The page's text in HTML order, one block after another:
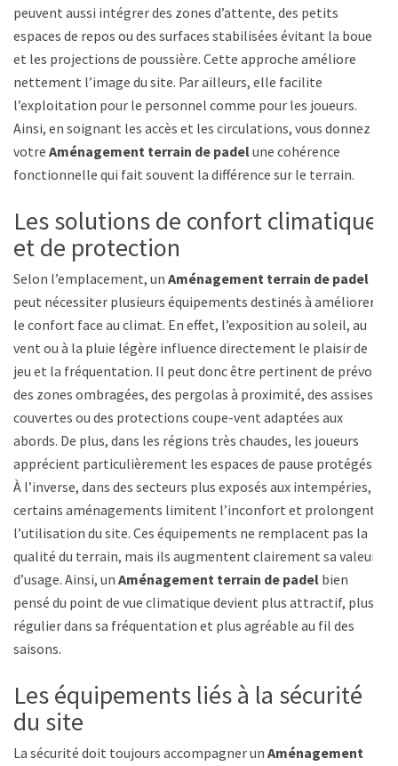
peuvent aussi intégrer des zones d’attente, des petits
espaces de repos ou des surfaces stabilisées évitant la boue
et les projections de poussière. Cette approche améliore
nettement l’image du site. Par ailleurs, elle facilite
l’exploitation pour le personnel comme pour les joueurs.
Ainsi, en soignant les accès et les circulations, vous donnez à
votre Aménagement terrain de padelune cohérence
fonctionnelle qui fait souvent la différence sur le terrain.
Les solutions de confort climatique
et de protection
Selon l’emplacement, un Aménagement terrain de padel
peut nécessiter plusieurs équipements destinés à améliorer
le confort face au climat. En effet, l’exposition au soleil, au
vent ou à la pluie légère influence directement le plaisir de
jeu et la fréquentation. Il peut donc être pertinent de prévoir
des zones ombragées, des pergolas à proximité, des assises
couvertes ou des protections coupe-vent adaptées aux
abords. De plus, dans les régions très chaudes, les joueurs
apprécient particulièrement les espaces de pause protégés.
À l’inverse, dans des secteurs plus exposés aux intempéries,
certains aménagements limitent l’inconfort et prolongent
l’utilisation du site. Ces équipements ne remplacent pas la
qualité du terrain, mais ils augmentent clairement sa valeur
d’usage. Ainsi, un Aménagement terrain de padel bien
pensé du point de vue climatique devient plus attractif, plus
régulier dans sa fréquentation et plus agréable au fil des
saisons.
Les équipements liés à la sécurité
du site
La sécurité doit toujours accompagner un Aménagement